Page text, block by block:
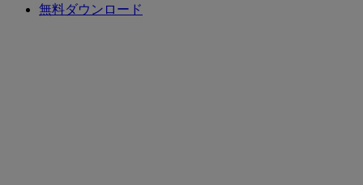
無料ダウンロード